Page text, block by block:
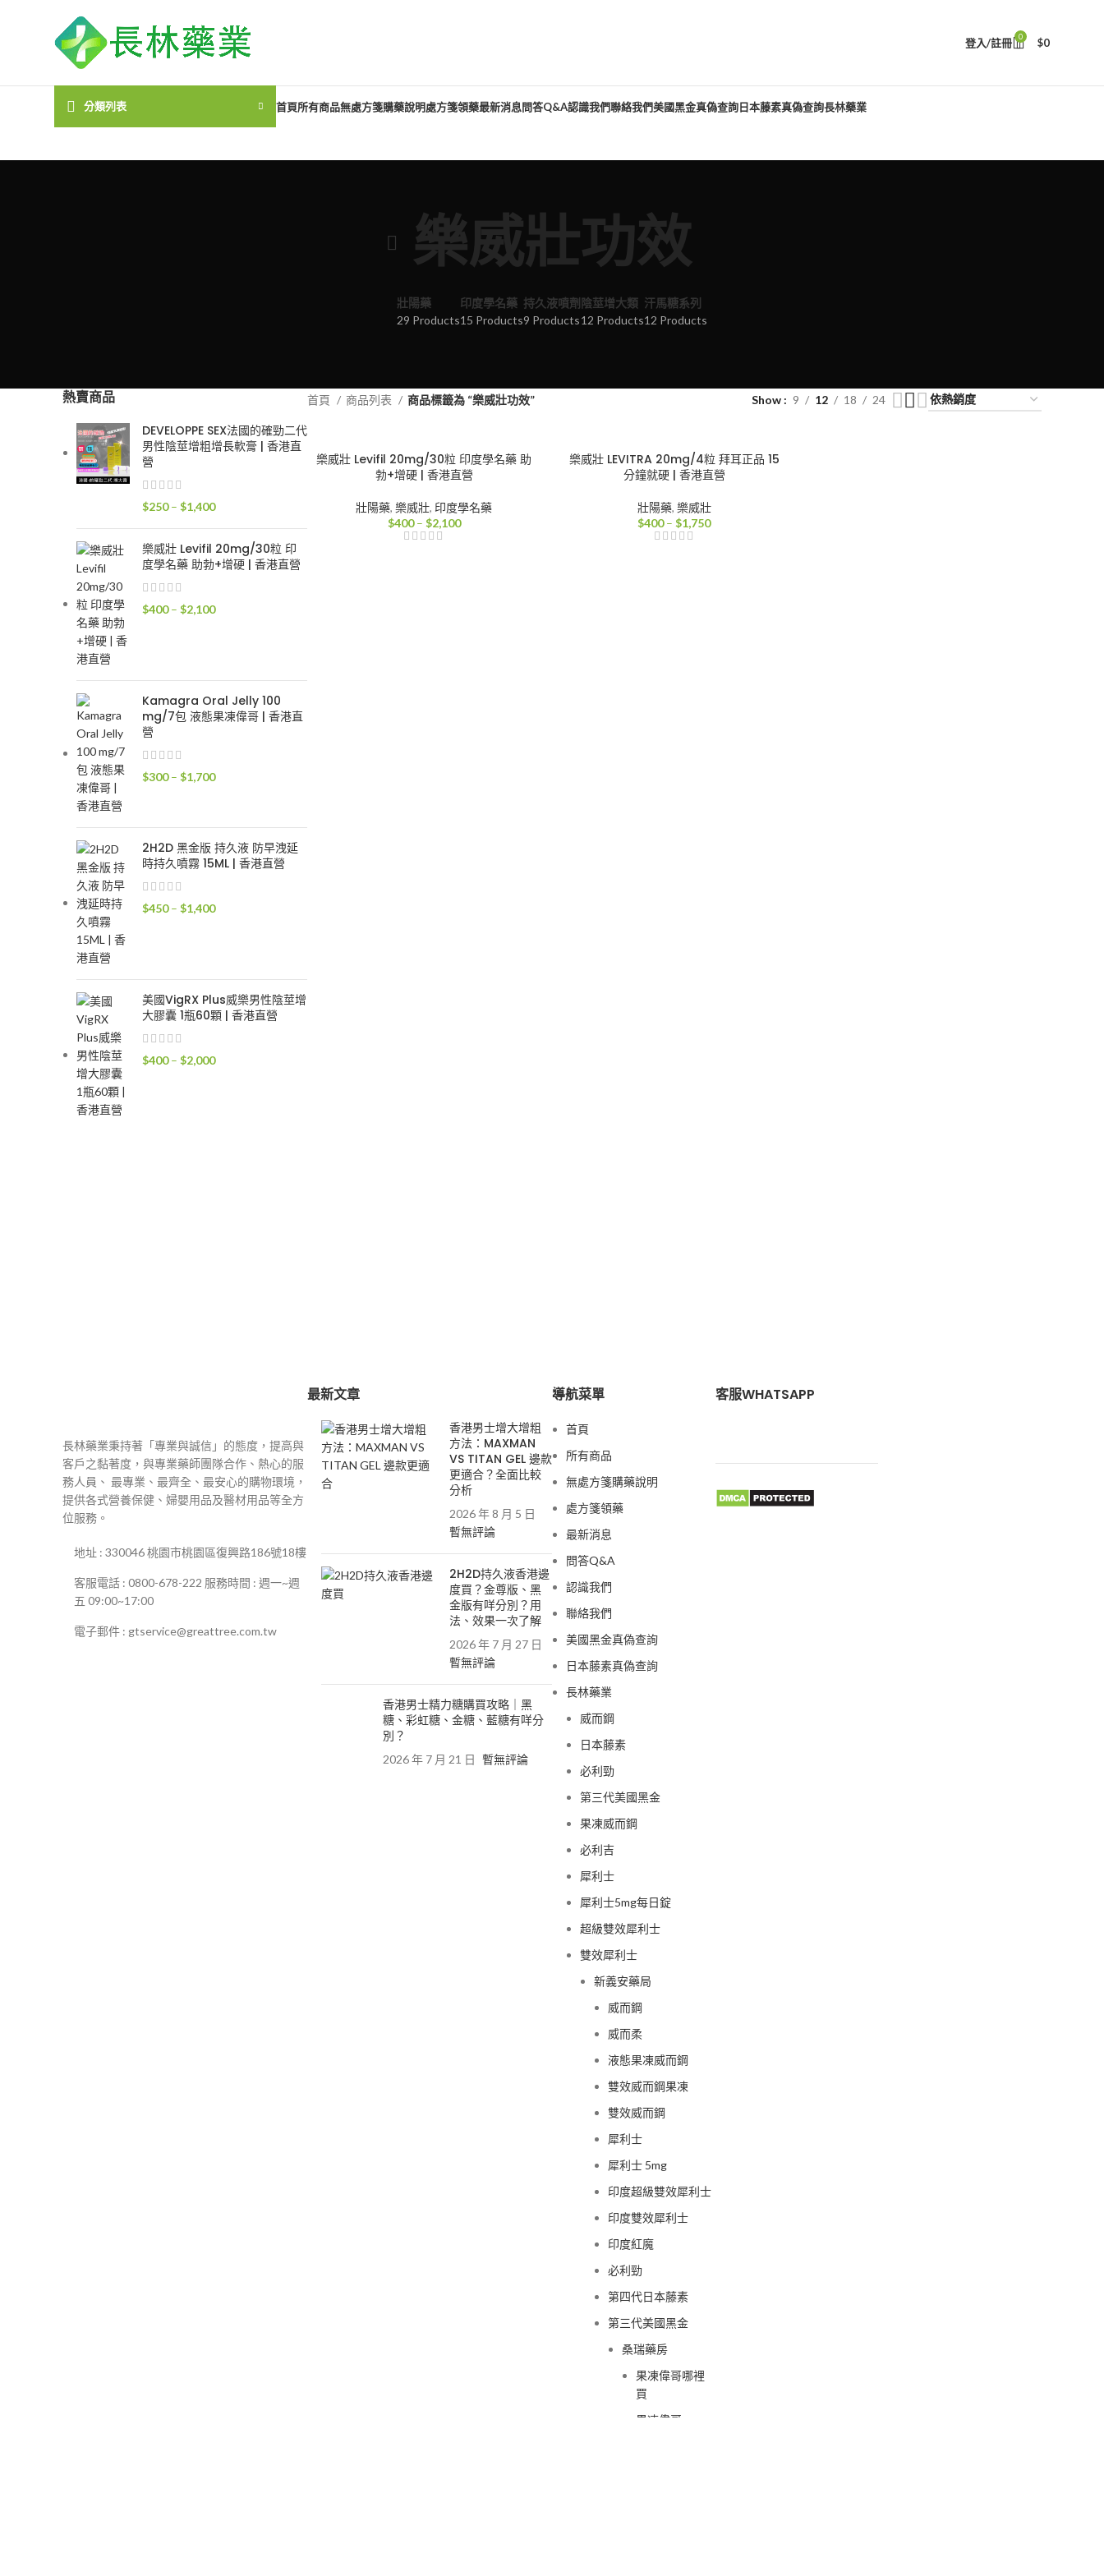
登入/註冊 0 $0
分類列表 首頁所有商品無處方箋購藥說明處方箋領藥最新消息問答Q&A認識我們聯絡我們美國黑金真偽查詢日本藤素真偽查詢長林藥業
樂威壯功效
壯陽藥
29 Products
印度學名藥
15 Products
持久液噴劑
9 Products
陰莖增大類
12 Products
汗馬糖系列
12 Products
熱賣商品
DEVELOPPE SEX法國的確勁二代
男性陰莖增粗增長軟膏 | 香港直
營
$250 – $1,400價
範
圍：
$1,400
樂威壯 Levifil 20mg/30粒 印
度學名藥 助勃+增硬 | 香港直營
$400 – $2,100價
$400
到
$2,100
Kamagra Oral Jelly 100
mg/7包 液態果凍偉哥 | 香港直
營
$300 – $1,700價
圍：
$300
到
2H2D 黑金版 持久液 防早洩延
時持久噴霧 15ML | 香港直營
$450 – $1,400價
$450
到
$1,400
美國VigRX Plus威樂男性陰莖增
大膠囊 1瓶60顆 | 香港直營
$400 – $2,000價
首頁 商品列表 商品標籤為 “樂威壯功效” Show 9 12 18 24
樂威壯 Levifil 20mg/30粒 印度學名藥 助
勃+增硬 | 香港直營
壯陽藥,樂威壯, 印度學名藥
$400 – $2,100價
樂威壯 LEVITRA 20mg/4粒 拜耳正品 15
分鐘就硬 | 香港直營
壯陽藥, 樂威壯
$400 – $1,750價
長林藥業秉持著「專業與誠信」的態度，提高與
客戶之黏著度，與專業藥師團隊合作、熱心的服
務人員、 最專業、最齊全、最安心的購物環境，
提供各式營養保健、婦嬰用品及醫材用品等全方
位服務。
地址 : 330046 桃園市桃園區復興路186號18樓
客服電話 : 0800-678-222 服務時間 : 週一~週
五 09:00~17:00
電子郵件 : gtservice@greattree.com.tw
最新文章
香港男士增大增粗
方法：MAXMAN
VS TITAN GEL 邊款
更適合？全面比較
分析
2026 年 8 月 5 日
暫無評論
2H2D持久液香港邊
度買？金尊版、黑
金版有咩分別？用
法、效果一次了解
2026 年 7 月 27 日
暫無評論
香港男士精力糖購買攻略｜黑
糖、彩虹糖、金糖、藍糖有咩分
別？
2026 年 7 月 21 日 暫無評論
導航菜單
首頁
所有商品
無處方箋購藥說明
處方箋領藥
最新消息
問答Q&A
認識我們
聯絡我們
美國黑金真偽查詢
日本藤素真偽查詢
長林藥業
威而鋼
日本藤素
必利勁
第三代美國黑金
果凍威而鋼
必利吉
犀利士
犀利士5mg每日錠
超級雙效犀利士
雙效犀利士
新義安藥局
威而鋼
威而柔
液態果凍威而鋼
雙效威而鋼果凍
雙效威而鋼
犀利士
犀利士 5mg
印度超級雙效犀利士
印度雙效犀利士
印度紅魔
必利勁
第四代日本藤素
第三代美國黑金
桑瑞藥房
果凍偉哥哪裡
買
果凍偉哥
客服WHATSAPP